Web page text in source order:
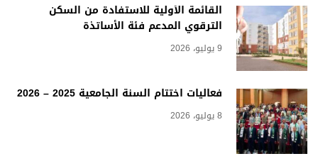
القائمة الأولية للاستفادة من السكن
الترقوي المدعم فئة الأساتذة
9 يوليو، 2026
فعاليات اختتام السنة الجامعية 2025 – 2026
8 يوليو، 2026